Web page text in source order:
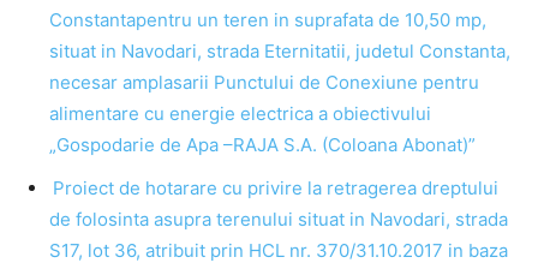
Constantapentru un teren in suprafata de 10,50 mp,
situat in Navodari, strada Eternitatii, judetul Constanta,
necesar amplasarii Punctului de Conexiune pentru
alimentare cu energie electrica a obiectivului
„Gospodarie de Apa –RAJA S.A. (Coloana Abonat)”
Proiect de hotarare cu privire la retragerea dreptului
de folosinta asupra terenului situat in Navodari, strada
S17, lot 36, atribuit prin HCL nr. 370/31.10.2017 in baza